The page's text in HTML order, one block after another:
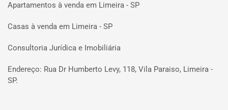
Apartamentos à venda em Limeira - SP
Casas à venda em Limeira - SP
Consultoria Jurídica e Imobiliária
Endereço: Rua Dr Humberto Levy, 118, Vila Paraiso, Limeira -
SP.